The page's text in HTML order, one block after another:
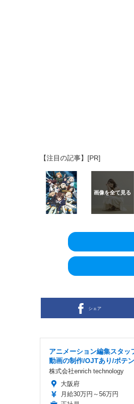
【注目の記事】[PR]
シェア
アニメーション編集スタ
動画の制作/OJTあり/ポテ
株式会社enrich technology
大阪府
月給30万円～56万円